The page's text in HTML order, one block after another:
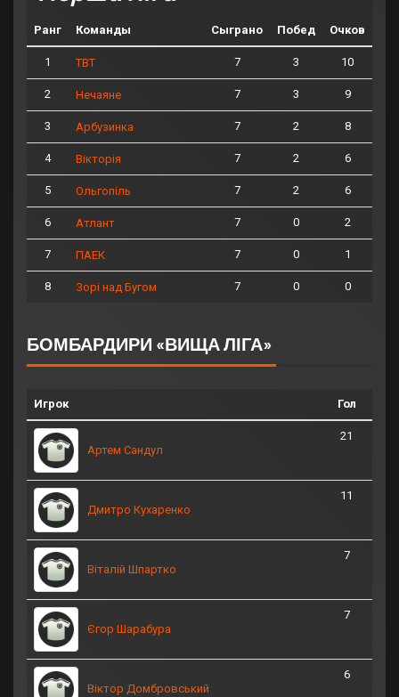
Ранг Команды Сыграно Побед Очков
1 ТВТ 7 3 10
2 Нечаяне 7 3 9
3 Арбузинка 7 2 8
4 Вікторія 7 2 6
5 Ольгопіль 7 2 6
6 Атлант 7 0 2
7 ПАЕК 7 0 1
8 Зорі над Бугом 7 0 0
БОМБАРДИРИ «ВИЩА ЛІГА»
Игрок Гол
Артем Сандул
21
Дмитро Кухаренко
11
Віталій Шпартко
7
Єгор Шарабура
7
Віктор Домбровський
6